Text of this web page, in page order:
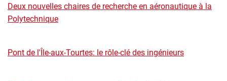
Deux nouvelles chaires de recherche en aéronautique à la
Polytechnique
Pont de l'Île-aux-Tourtes: le rôle-clé des ingénieurs